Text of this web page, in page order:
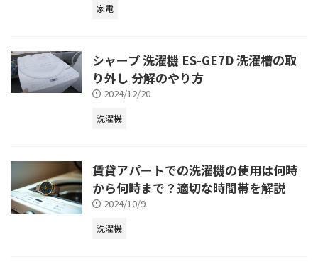
家電
シャープ 洗濯機 ES-GE7D 洗濯槽の取
り外し 分解のやり方
2024/12/20
洗濯機
賃貸アパートでの洗濯機の使用は何時
から何時まで？適切な時間帯を解説
2024/10/9
洗濯機